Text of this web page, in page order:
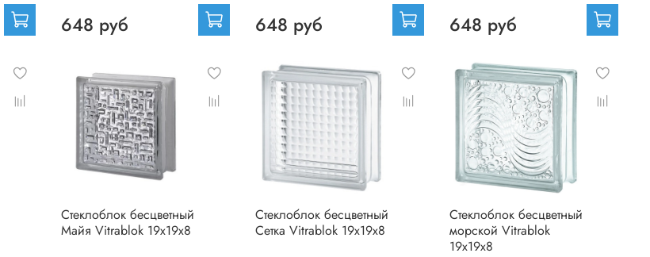
648 руб 648 руб 648 руб
Стеклоблок бесцветный
Майя Vitrablok 19х19х8
Стеклоблок бесцветный
Сетка Vitrablok 19х19х8
Стеклоблок бесцветный
морской Vitrablok
19х19х8